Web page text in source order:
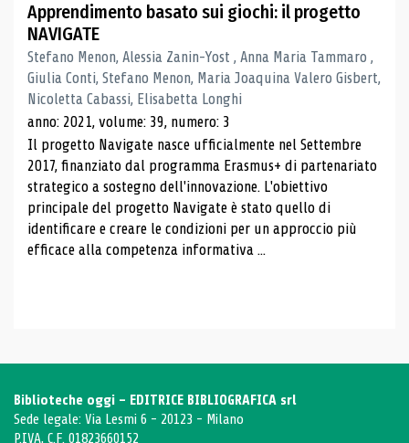
Apprendimento basato sui giochi: il progetto
NAVIGATE
Stefano Menon, Alessia Zanin-Yost , Anna Maria Tammaro ,
Giulia Conti, Stefano Menon, Maria Joaquina Valero Gisbert,
Nicoletta Cabassi, Elisabetta Longhi
anno: 2021, volume: 39, numero: 3
Il progetto Navigate nasce ufficialmente nel Settembre
2017, finanziato dal programma Erasmus+ di partenariato
strategico a sostegno dell'innovazione. L'obiettivo
principale del progetto Navigate è stato quello di
identificare e creare le condizioni per un approccio più
efficace alla competenza informativa ...
Biblioteche oggi - EDITRICE BIBLIOGRAFICA srl
Sede legale: Via Lesmi 6 - 20123 - Milano
P.IVA, C.F. 01823660152